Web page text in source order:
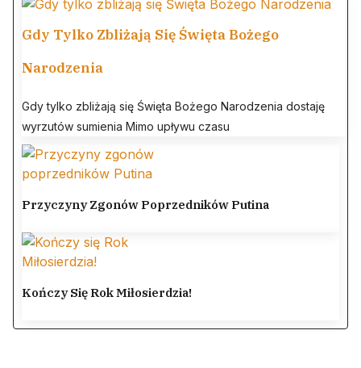
Gdy Tylko Zbliżają Się Święta Bożego
Narodzenia
Gdy tylko zbliżają się Święta Bożego Narodzenia dostaję
wyrzutów sumienia Mimo upływu czasu
Przyczyny Zgonów Poprzedników Putina
Kończy Się Rok Miłosierdzia!